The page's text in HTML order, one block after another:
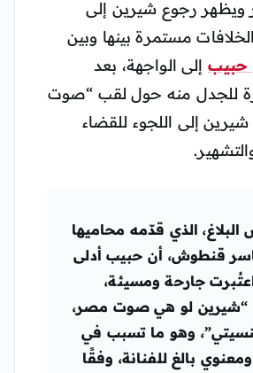
رجوع شيرين إلى
مستمرة بينها وبين
حبيب إلى الواجهة، بعد
للجدل منه حول لقب “صوت
إلى اللجوء للقضاء
الذي قدّمه محاميها
قنطوش، أن حبيب أدلى
جارحة ومسيئة،
“شيرين لو هي صوت مصر،
وهو ما تسبب في
بالغ للفنانة، وفقًا